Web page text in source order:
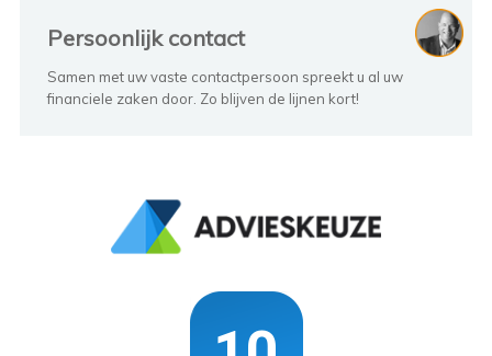
Persoonlijk contact
Samen met uw vaste contactpersoon spreekt u al uw
financiele zaken door. Zo blijven de lijnen kort!